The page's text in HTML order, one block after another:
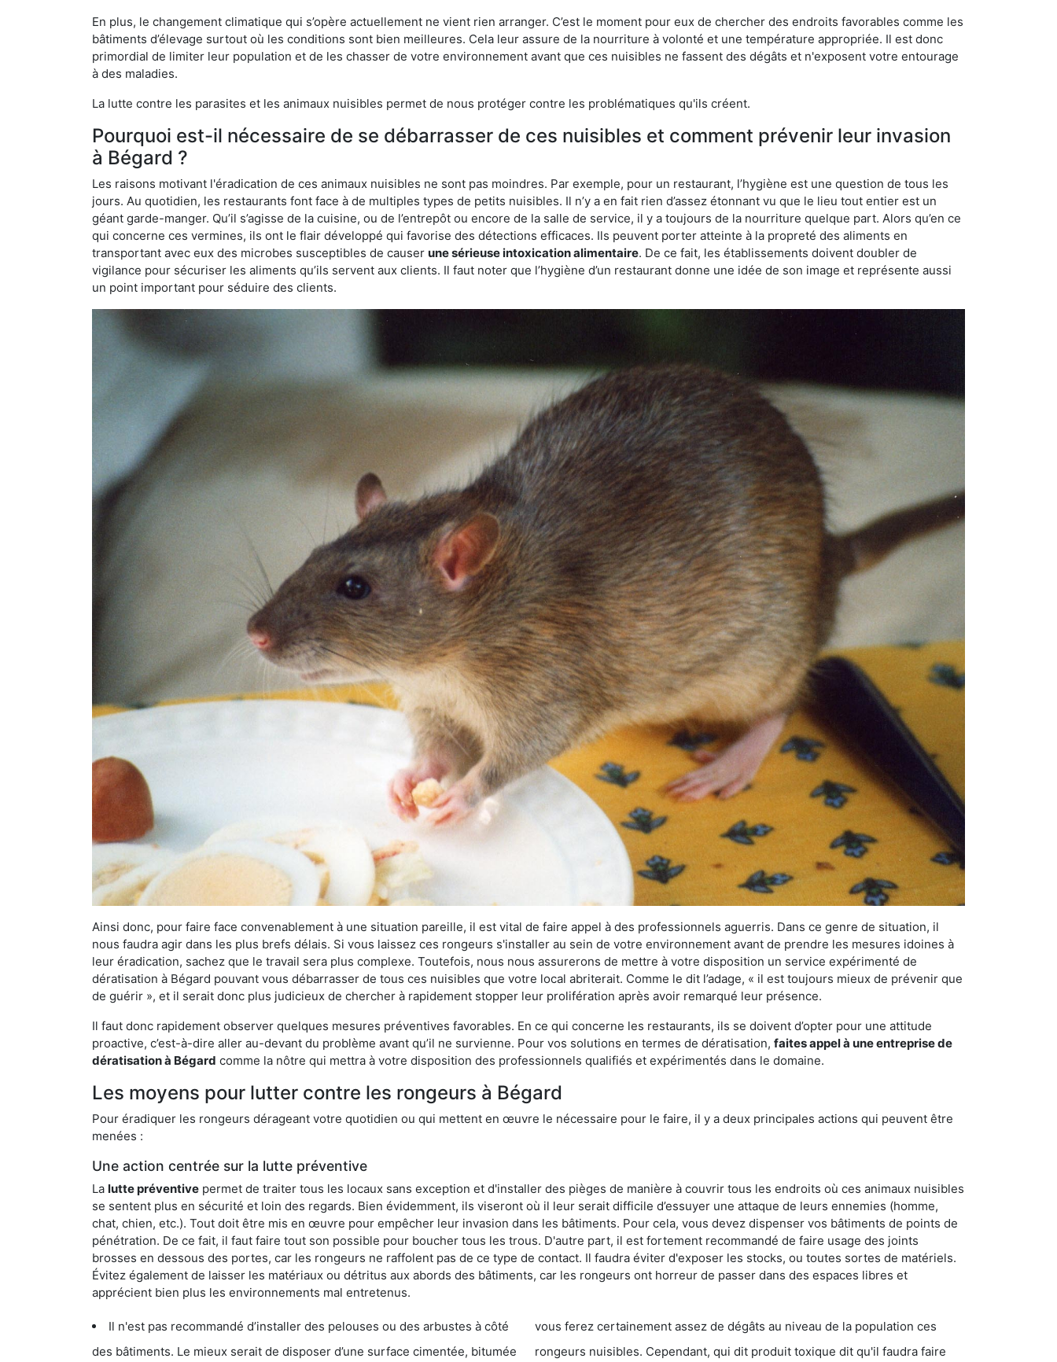
En plus, le changement climatique qui s’opère actuellement ne vient rien arranger. C’est le moment pour eux de chercher des endroits favorables comme les
bâtiments d’élevage surtout où les conditions sont bien meilleures. Cela leur assure de la nourriture à volonté et une température appropriée. Il est donc
primordial de limiter leur population et de les chasser de votre environnement avant que ces nuisibles ne fassent des dégâts et n'exposent votre entourage
à des maladies.
La lutte contre les parasites et les animaux nuisibles permet de nous protéger contre les problématiques qu'ils créent.
Pourquoi est-il nécessaire de se débarrasser de ces nuisibles et comment prévenir leur invasion
à Bégard ?
Les raisons motivant l'éradication de ces animaux nuisibles ne sont pas moindres. Par exemple, pour un restaurant, l’hygiène est une question de tous les
jours. Au quotidien, les restaurants font face à de multiples types de petits nuisibles. Il n’y a en fait rien d’assez étonnant vu que le lieu tout entier est un
géant garde-manger. Qu’il s’agisse de la cuisine, ou de l’entrepôt ou encore de la salle de service, il y a toujours de la nourriture quelque part. Alors qu’en ce
qui concerne ces vermines, ils ont le flair développé qui favorise des détections efficaces. Ils peuvent porter atteinte à la propreté des aliments en
transportant avec eux des microbes susceptibles de causer une sérieuse intoxication alimentaire. De ce fait, les établissements doivent doubler de
vigilance pour sécuriser les aliments qu’ils servent aux clients. Il faut noter que l’hygiène d’un restaurant donne une idée de son image et représente aussi
un point important pour séduire des clients.
Ainsi donc, pour faire face convenablement à une situation pareille, il est vital de faire appel à des professionnels aguerris. Dans ce genre de situation, il
nous faudra agir dans les plus brefs délais. Si vous laissez ces rongeurs s'installer au sein de votre environnement avant de prendre les mesures idoines à
leur éradication, sachez que le travail sera plus complexe. Toutefois, nous nous assurerons de mettre à votre disposition un service expérimenté de
dératisation à Bégard pouvant vous débarrasser de tous ces nuisibles que votre local abriterait. Comme le dit l’adage, « il est toujours mieux de prévenir que
de guérir », et il serait donc plus judicieux de chercher à rapidement stopper leur prolifération après avoir remarqué leur présence.
Il faut donc rapidement observer quelques mesures préventives favorables. En ce qui concerne les restaurants, ils se doivent d’opter pour une attitude
proactive, c’est-à-dire aller au-devant du problème avant qu’il ne survienne. Pour vos solutions en termes de dératisation, faites appel à une entreprise de
dératisation à Bégard comme la nôtre qui mettra à votre disposition des professionnels qualifiés et expérimentés dans le domaine.
Les moyens pour lutter contre les rongeurs à Bégard
Pour éradiquer les rongeurs dérageant votre quotidien ou qui mettent en œuvre le nécessaire pour le faire, il y a deux principales actions qui peuvent être
menées :
Une action centrée sur la lutte préventive
La lutte préventive permet de traiter tous les locaux sans exception et d'installer des pièges de manière à couvrir tous les endroits où ces animaux nuisibles
se sentent plus en sécurité et loin des regards. Bien évidemment, ils viseront où il leur serait difficile d’essuyer une attaque de leurs ennemies (homme,
chat, chien, etc.). Tout doit être mis en œuvre pour empêcher leur invasion dans les bâtiments. Pour cela, vous devez dispenser vos bâtiments de points de
pénétration. De ce fait, il faut faire tout son possible pour boucher tous les trous. D'autre part, il est fortement recommandé de faire usage des joints
brosses en dessous des portes, car les rongeurs ne raffolent pas de ce type de contact. Il faudra éviter d'exposer les stocks, ou toutes sortes de matériels.
Évitez également de laisser les matériaux ou détritus aux abords des bâtiments, car les rongeurs ont horreur de passer dans des espaces libres et
apprécient bien plus les environnements mal entretenus.
Il n'est pas recommandé d’installer des pelouses ou des arbustes à côté
des bâtiments. Le mieux serait de disposer d’une surface cimentée, bitumée
vous ferez certainement assez de dégâts au niveau de la population ces
rongeurs nuisibles. Cependant, qui dit produit toxique dit qu'il faudra faire